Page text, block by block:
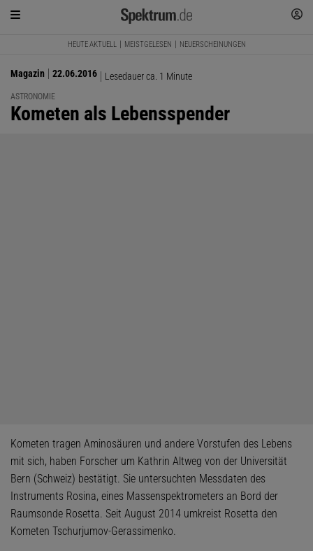
HEUTE AKTUELL MEISTGELESEN NEUERSCHEINUNGEN
Magazin 22.06.2016 Lesedauer ca. 1 Minute
ASTRONOMIE
:
Kometen als Lebensspender
Kometen tragen Aminosäuren und andere Vorstufen des Lebens
mit sich, haben Forscher um Kathrin Altweg von der Universität
Bern (Schweiz) bestätigt. Sie untersuchten Messdaten des
Instruments Rosina, eines Massenspektrometers an Bord der
Raumsonde Rosetta. Seit August 2014 umkreist Rosetta den
Kometen Tschurjumov-Gerassimenko.